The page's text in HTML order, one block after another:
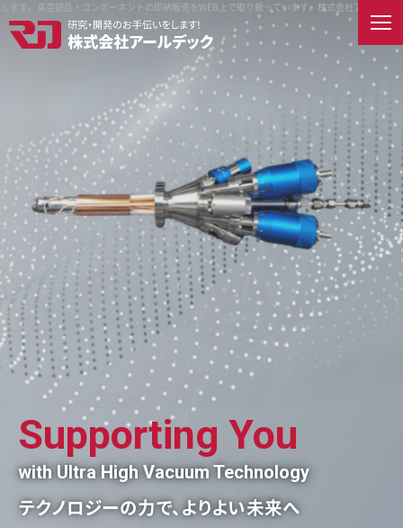
真空部品・コンポーネントの即納販売をWEB上で取り扱っています。株式会社アールデックで
English
ホーム 会社案内
企業情報
企業理念
取扱メーカー
納入先
アクセス
製品紹介
オンラインショップ
真空とは
採用情報
RDECを知る
RDECで働く
募集要項
新着情報
お問い合わせ
Supporting You
with Ultra High Vacuum Technology
テクノロジーの力で、よりよい未来へ